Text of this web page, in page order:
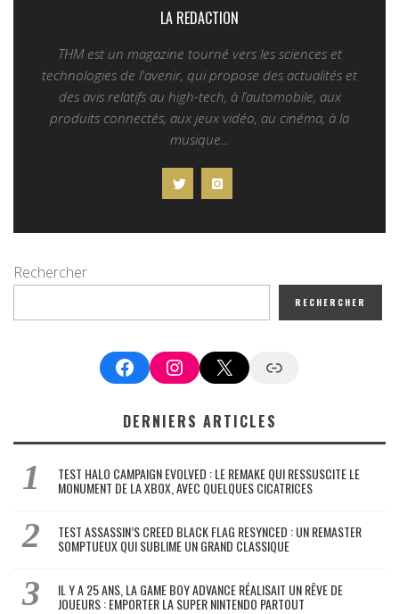
LA REDACTION
THM est un magazine tourné vers les sciences et
technologies de l'avenir, qui propose des actualités et
des avis relatifs au high-tech, à l’automobile, aux
produits connectés, aux jeux vidéo, au cinéma, à la
musique...
Rechercher
RECHERCHER
FacebookInstagram
X Google News
DERNIERS ARTICLES
TEST HALO CAMPAIGN EVOLVED : LE REMAKE QUI RESSUSCITE LE
MONUMENT DE LA XBOX, AVEC QUELQUES CICATRICES
TEST ASSASSIN’S CREED BLACK FLAG RESYNCED : UN REMASTER
SOMPTUEUX QUI SUBLIME UN GRAND CLASSIQUE
IL Y A 25 ANS, LA GAME BOY ADVANCE RÉALISAIT UN RÊVE DE
JOUEURS : EMPORTER LA SUPER NINTENDO PARTOUT